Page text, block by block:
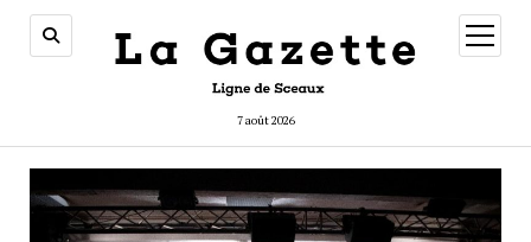
7 août 2026
ouvrir
menu